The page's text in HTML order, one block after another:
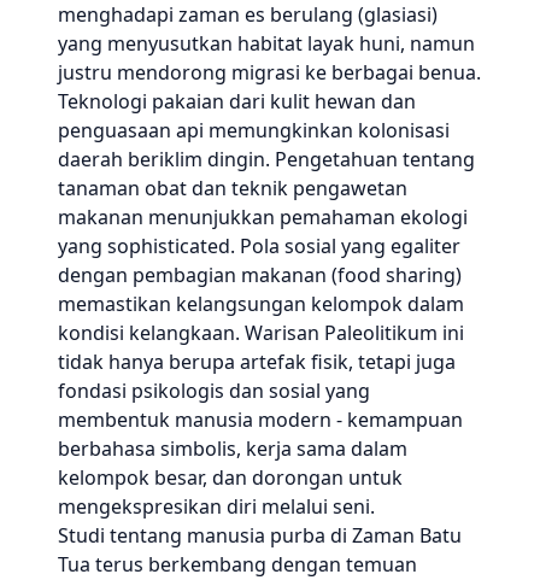
menghadapi zaman es berulang (glasiasi)
yang menyusutkan habitat layak huni, namun
justru mendorong migrasi ke berbagai benua.
Teknologi pakaian dari kulit hewan dan
penguasaan api memungkinkan kolonisasi
daerah beriklim dingin. Pengetahuan tentang
tanaman obat dan teknik pengawetan
makanan menunjukkan pemahaman ekologi
yang sophisticated. Pola sosial yang egaliter
dengan pembagian makanan (food sharing)
memastikan kelangsungan kelompok dalam
kondisi kelangkaan. Warisan Paleolitikum ini
tidak hanya berupa artefak fisik, tetapi juga
fondasi psikologis dan sosial yang
membentuk manusia modern - kemampuan
berbahasa simbolis, kerja sama dalam
kelompok besar, dan dorongan untuk
mengekspresikan diri melalui seni.
Studi tentang manusia purba di Zaman Batu
Tua terus berkembang dengan temuan